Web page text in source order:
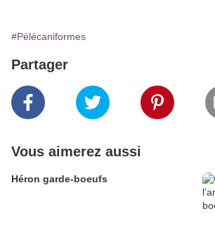
#Pélécaniformes
Partager
Vous aimerez aussi
Héron garde-boeufs